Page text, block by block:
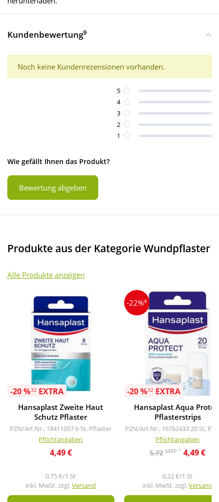
Kundenbewertung9
Noch keine Kundenrezensionen vorhanden.
5
4
3
2
1
Wie gefällt Ihnen das Produkt?
Bewertung abgeben
Produkte aus der Kategorie Wundpflaster
Alle Produkte anzeigen
-20 %32EXTRA
Hansaplast Zweite Haut
Schutz Pflaster
PZN/Art.Nr.: 18411057 6 St, Pflaster
Pflichtangaben
4,49 €
0,75 €/1 St
inkl. MwSt. zzgl.Versand
-22%4
-20 %32EXTRA
Hansaplast Aqua
Pflasterstrips
PZN/Art.Nr.: 1676243320 St,
Pflichtangaben
5,72 MRP2 4,49 €
0,22 €/1 St
inkl. MwSt. zzgl.Versand